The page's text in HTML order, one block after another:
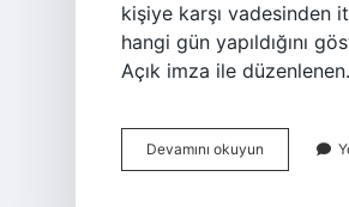
kişiye karşı vadesinden
hangi gün yapıldığını
Açık imza ile
Devamını okuyun
Senet